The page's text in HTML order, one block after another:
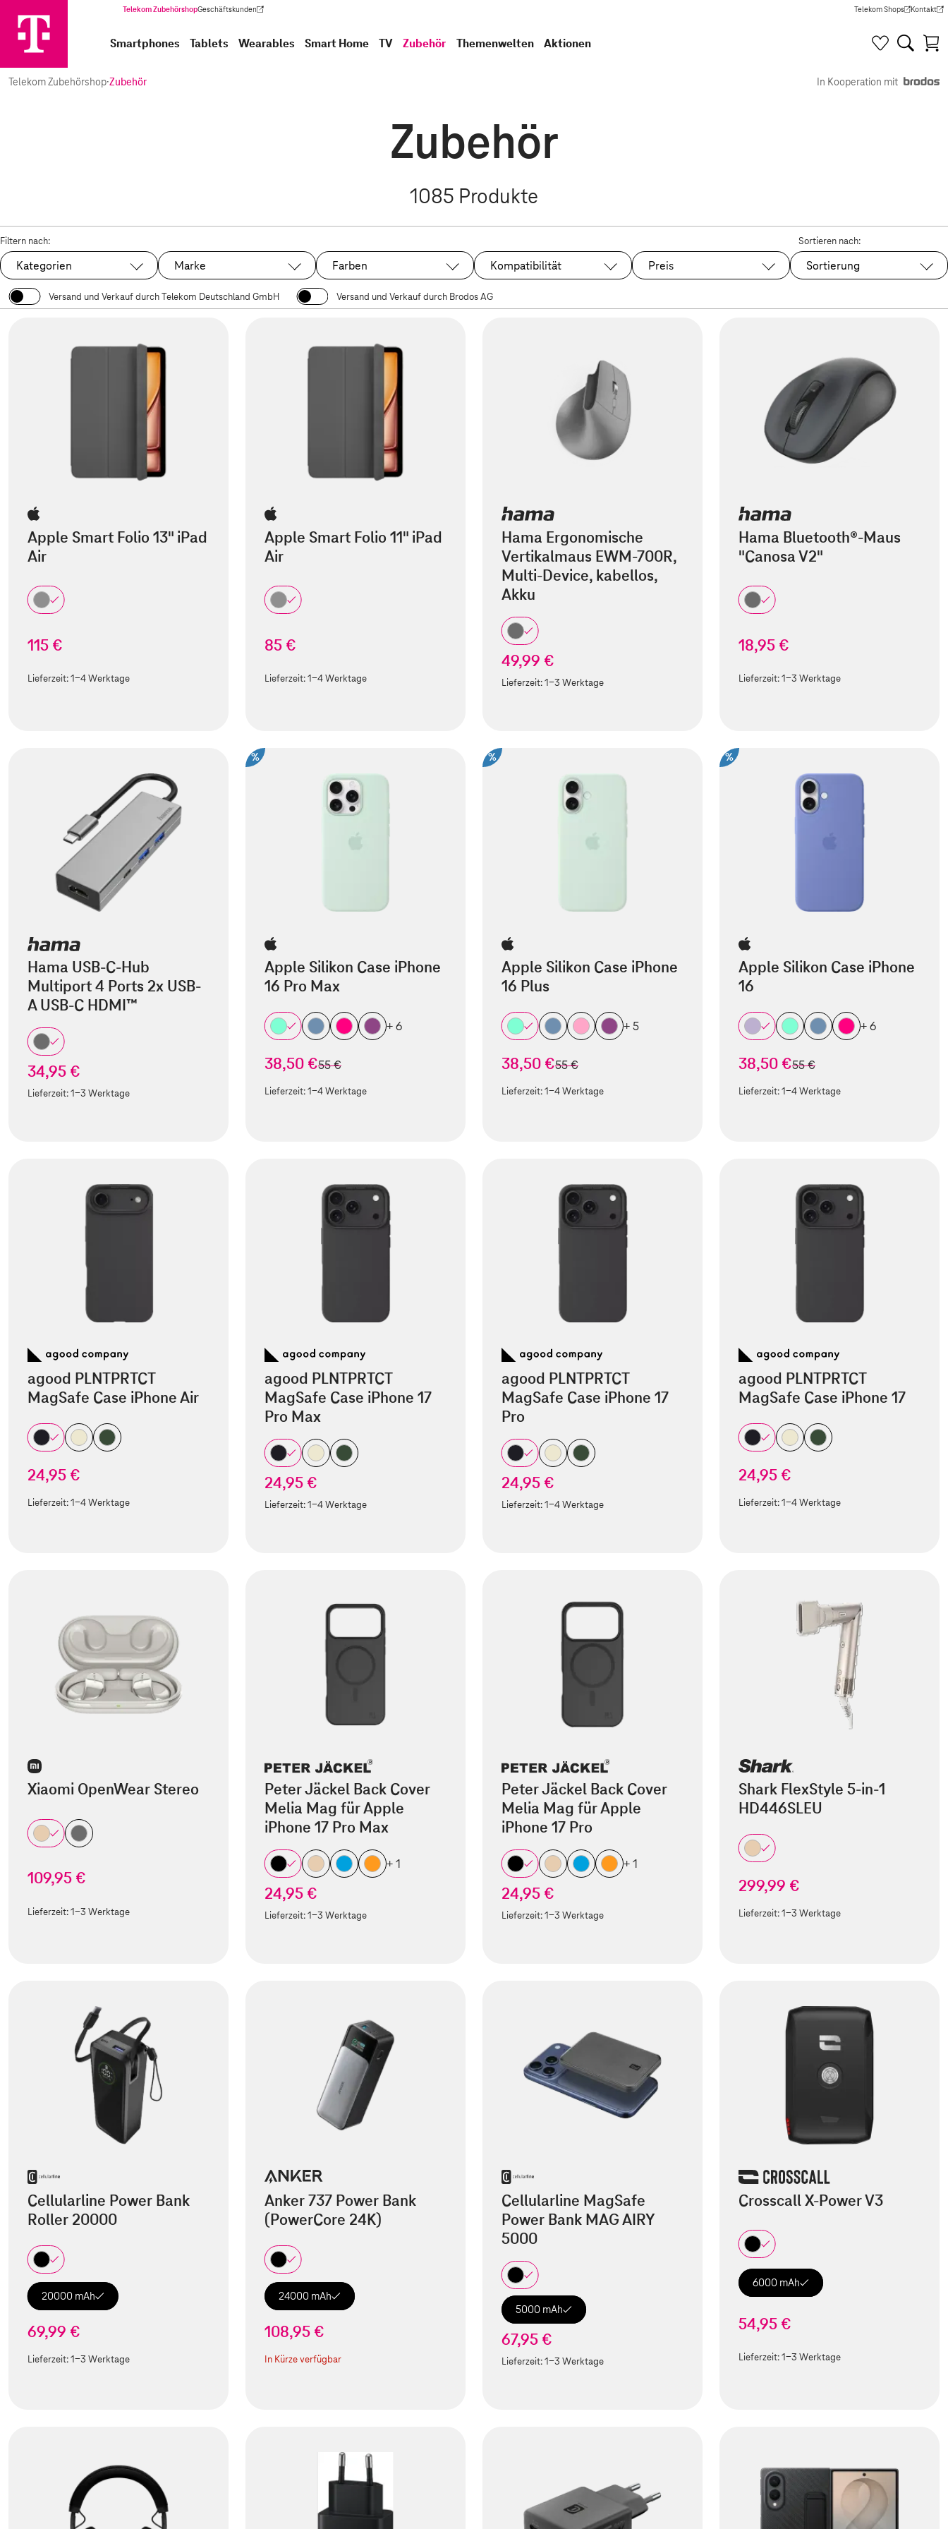
Telekom ZubehörshopGeschäftskunden
(Wird in einem neuen Tab geöffnet) Telekom Shops
(Wird in einem neuen Tab
Kontakt
(Wird in
Smartphones Tablets Wearables Smart Home TV Zubehör Themenwelten Aktionen
Telekom Zubehörshop·Zubehör In Kooperation mit
Zubehör
1085 Produkte
Filtern nach:
Kategorien Marke Farben Kompatibilität Preis
Sortieren nach:
Sortierung
Versand und Verkauf durch Telekom Deutschland GmbH Versand und Verkauf durch Brodos AG
Apple Smart Folio 13" iPad
Air
115 €
Lieferzeit:1-4 Werktage
Apple Smart Folio 11" iPad
Air
85 €
Lieferzeit:1-4 Werktage
Hama Ergonomische
Vertikalmaus EWM-700R,
Multi-Device, kabellos,
Akku
49,99 €
Lieferzeit:1-3 Werktage
Hama Bluetooth®-Maus
"Canosa V2"
18,95 €
Lieferzeit:1-3 Werktage
Hama USB-C-Hub
Multiport 4 Ports 2x USB-
A USB-C HDMI™
34,95 €
Lieferzeit:1-3 Werktage
%
Apple Silikon Case iPhone
16 Pro Max
+ 6
38,50 €statt
55 €
Lieferzeit:1-4 Werktage
%
Apple Silikon Case iPhone
16 Plus
+ 5
38,50 €statt
55 €
Lieferzeit:1-4 Werktage
%
Apple Silikon Case iPhone
16
+ 6
38,50 €statt
55 €
Lieferzeit:1-4 Werktage
agood PLNTPRTCT
MagSafe Case iPhone Air
24,95 €
Lieferzeit:1-4 Werktage
agood PLNTPRTCT
MagSafe Case iPhone 17
Pro Max
24,95 €
Lieferzeit:1-4 Werktage
agood PLNTPRTCT
MagSafe Case iPhone 17
Pro
24,95 €
Lieferzeit:1-4 Werktage
agood PLNTPRTCT
MagSafe Case iPhone 17
24,95 €
Lieferzeit:1-4 Werktage
Xiaomi OpenWear Stereo
109,95 €
Lieferzeit:1-3 Werktage
Peter Jäckel Back Cover
Melia Mag für Apple
iPhone 17 Pro Max
+ 1
24,95 €
Lieferzeit:1-3 Werktage
Peter Jäckel Back Cover
Melia Mag für Apple
iPhone 17 Pro
+ 1
24,95 €
Lieferzeit:1-3 Werktage
Shark FlexStyle 5-in-1
HD446SLEU
299,99 €
Lieferzeit:1-3 Werktage
Cellularline Power Bank
Roller 20000
20000 mAh
69,99 €
Lieferzeit:1-3 Werktage
Anker 737 Power Bank
(PowerCore 24K)
24000 mAh
108,95 €
In Kürze verfügbar
Cellularline MagSafe
Power Bank MAG AIRY
5000
5000 mAh
67,95 €
Lieferzeit:1-3 Werktage
Crosscall X-Power V3
6000 mAh
54,95 €
Lieferzeit:1-3 Werktage